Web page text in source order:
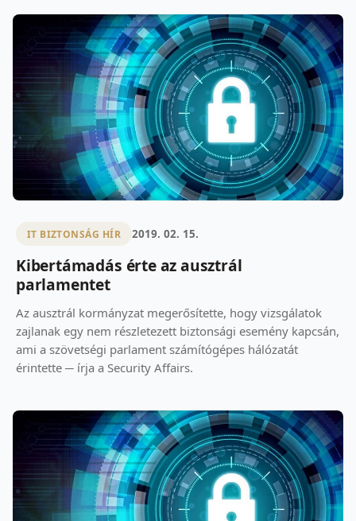
IT BIZTONSÁG HÍR 2019. 02. 15.
Kibertámadás érte az ausztrál
parlamentet
Az ausztrál kormányzat megerősítette, hogy vizsgálatok
zajlanak egy nem részletezett biztonsági esemény kapcsán,
ami a szövetségi parlament számítógépes hálózatát
érintette ─ írja a Security Affairs.